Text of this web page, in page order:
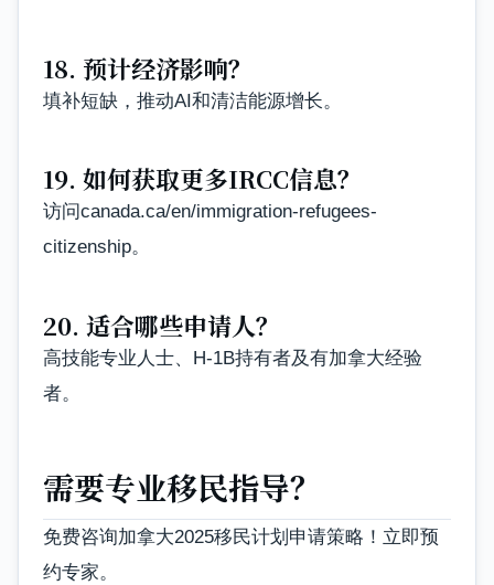
18. 预计经济影响？
填补短缺，推动AI和清洁能源增长。
19. 如何获取更多IRCC信息？
访问canada.ca/en/immigration-refugees-
citizenship。
20. 适合哪些申请人？
高技能专业人士、H-1B持有者及有加拿大经验
者。
需要专业移民指导？
免费咨询加拿大2025移民计划申请策略！立即预
约专家。